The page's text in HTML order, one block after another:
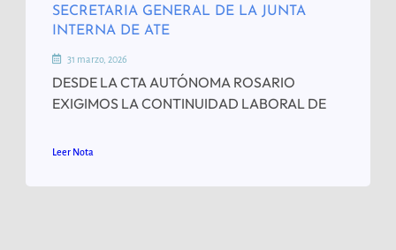
SECRETARIA GENERAL DE LA JUNTA
INTERNA DE ATE
31 marzo, 2026
DESDE LA CTA AUTÓNOMA ROSARIO
EXIGIMOS LA CONTINUIDAD LABORAL DE
Leer Nota